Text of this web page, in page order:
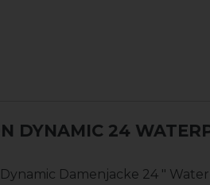
DYNAMIC 24
Damenjacke 24 "